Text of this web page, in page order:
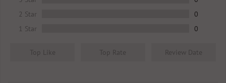
2 Star
0
1 Star
0
Top Like Top Rate Review Date